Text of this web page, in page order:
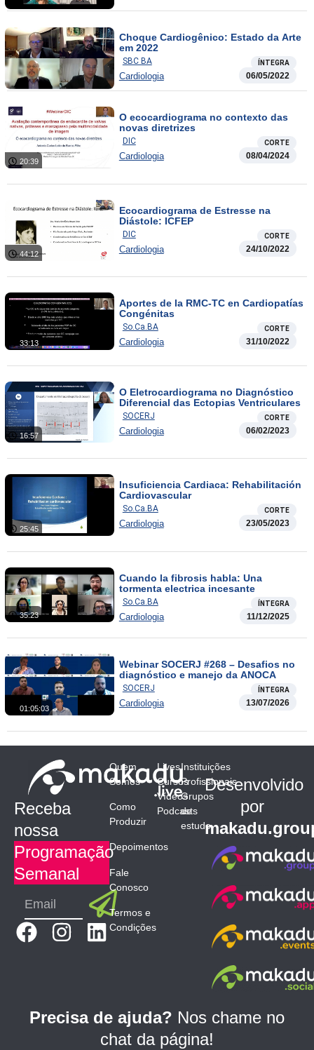
Choque Cardiogênico: Estado da Arte
em 2022
SBC BA ÍNTEGRA
Cardiologia 06/05/2022
20:39
O ecocardiograma no contexto das
novas diretrizes
DIC CORTE
Cardiologia 08/04/2024
44:12
Ecocardiograma de Estresse na
Diástole: ICFEP
DIC CORTE
Cardiologia 24/10/2022
33:13
Aportes de la RMC-TC en Cardiopatías
Congénitas
So.Ca.BA CORTE
Cardiologia 31/10/2022
16:57
O Eletrocardiograma no Diagnóstico
Diferencial das Ectopias Ventriculares
SOCERJ CORTE
Cardiologia 06/02/2023
25:45
Insuficiencia Cardiaca: Rehabilitación
Cardiovascular
So.Ca.BA CORTE
Cardiologia 23/05/2023
35:23
Cuando la fibrosis habla: Una
tormenta electrica incesante
So.Ca.BA ÍNTEGRA
Cardiologia 11/12/2025
01:05:03
Webinar SOCERJ #268 – Desafios no
diagnóstico e manejo da ANOCA
SOCERJ ÍNTEGRA
Cardiologia 13/07/2026
Receba
nossa
Programação
Semanal
Email Submit
F
b
I
a
L
e
d
Quem
Somos
Como
Produzir
Depoimentos
Fale
Conosco
Termos e
Condições
Lives
Cursos
Vídeos
Podcasts
Instituições
Profissionais
Grupos
de
estudo
Desenvolvido
por
Precisa de ajuda? Nos chame no
chat da página!